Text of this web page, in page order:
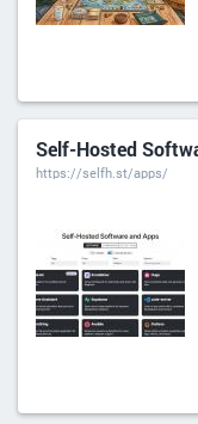
Self-Hosted
https://selfh.st/apps/